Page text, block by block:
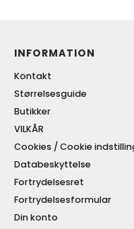
INFORMATION
Kontakt
Størrelsesguide
Butikker
VILKÅR
Cookies / Cookie
Databeskyttelse
Fortrydelsesret
Fortrydelsesformular
Din konto